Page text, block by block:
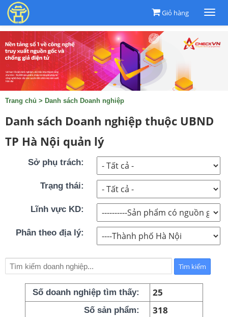
Giỏ hàng
Trang chủ > Danh sách Doanh nghiệp
Danh sách Doanh nghiệp thuộc UBND
TP Hà Nội quản lý
Sở phụ trách:
Trạng thái:
Lĩnh vực KD:
Phân theo địa lý:
Số doanh nghiệp tìm thấy: 25
Số sản phẩm: 318